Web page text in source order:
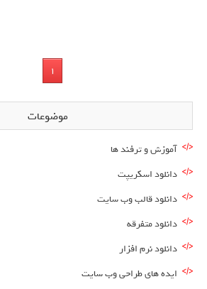
1
موضوعات
آموزش و ترفند ها
دانلود اسکریپت
دانلود قالب وب سایت
دانلود متفرقه
دانلود نرم افزار
ایده های طراحی وب سایت